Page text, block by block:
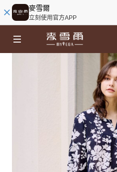
麥雪爾
立刻使用官方APP